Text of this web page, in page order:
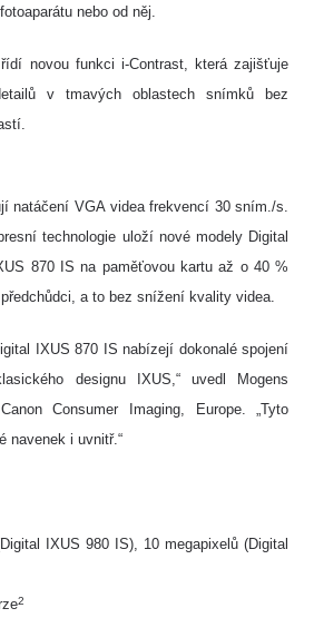
nebo od něj.
novou funkci i-Contrast, která zajišťuje
v tmavých oblastech snímků bez
natáčení VGA videa frekvencí 30 sním./s.
technologie uloží nové modely Digital
870 IS na paměťovou kartu až o 40 %
a to bez snížení kvality videa.
IXUS 870 IS nabízejí dokonalé spojení
designu IXUS,“ uvedl Mogens
Consumer Imaging, Europe. „Tyto
navenek i uvnitř.“
IXUS 980 IS), 10 megapixelů (Digital
2